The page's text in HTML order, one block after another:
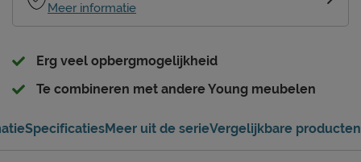
Meer informatie
Erg veel opbergmogelijkheid
Te combineren met andere Young meubelen
SpecificatiesMeer uit de serieVergelijkbare producten